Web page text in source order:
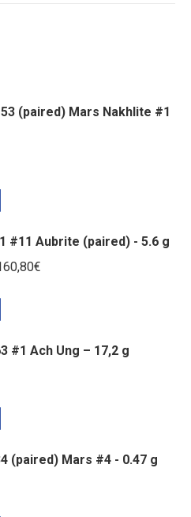
(paired) Mars Nakhlite #1
#11 Aubrite (paired) - 5.6 g
€
160,80€.
#1 Ach Ung – 17,2 g
(paired) Mars #4 - 0.47 g